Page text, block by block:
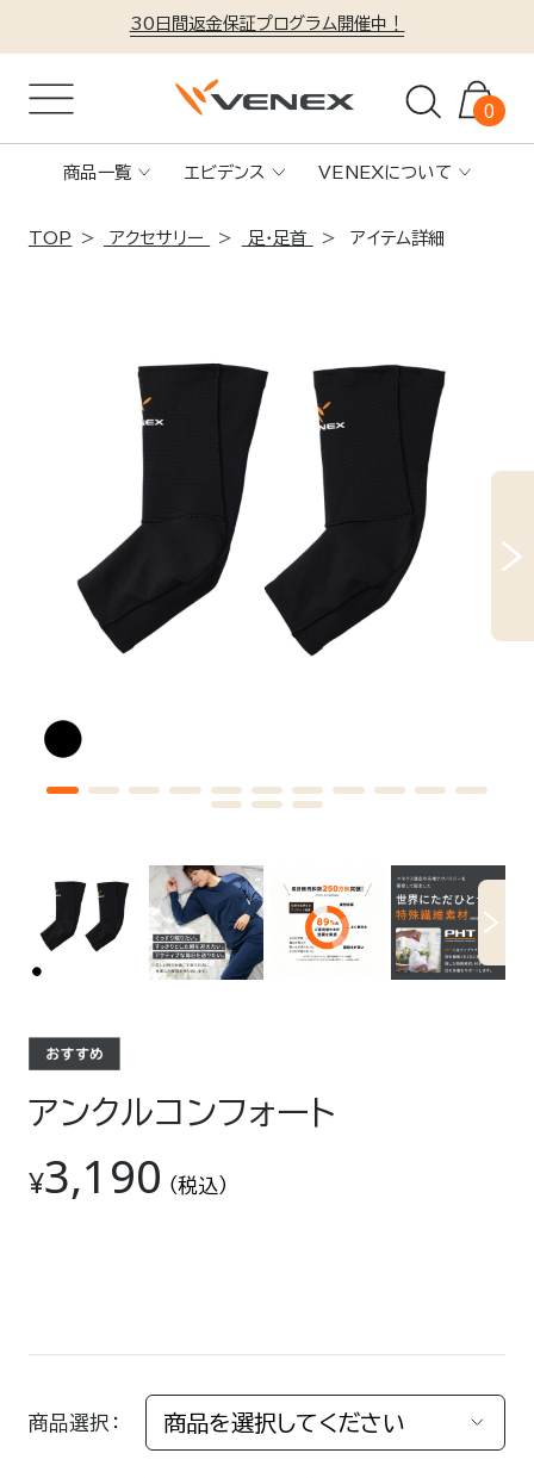
30日間返金保証プログラム開催中！
0
商品一覧 エビデンス VENEXについて
TOP アクセサリー 足・足首 アイテム詳細
アンクルコンフォート
¥3,190 （税込）
商品選択